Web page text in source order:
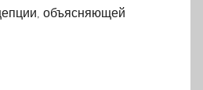
объясняющей